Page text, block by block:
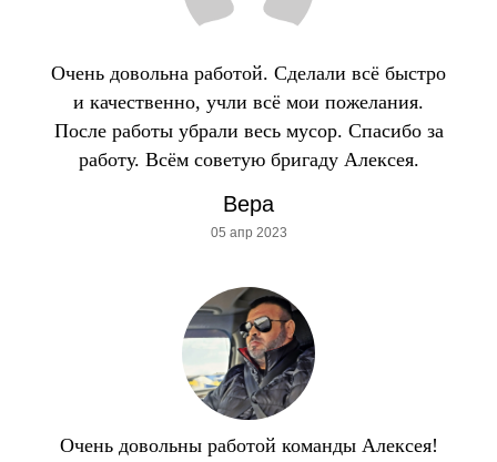
Очень довольна работой. Сделали всё быстро
и качественно, учли всё мои пожелания.
После работы убрали весь мусор. Спасибо за
работу. Всём советую бригаду Алексея.
Вера
05 апр 2023
Очень довольны работой команды Алексея!